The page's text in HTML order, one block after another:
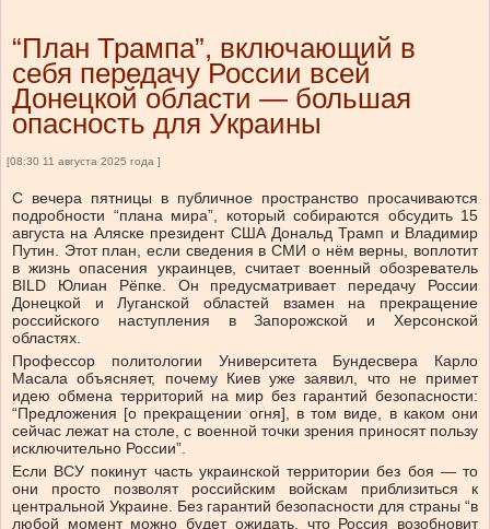
“План Трампа”, включающий в
себя передачу России всей
Донецкой области — большая
опасность для Украины
[08:30 11 августа 2025 года ]
С вечера пятницы в публичное пространство просачиваются
подробности “плана мира”, который собираются обсудить 15
августа на Аляске президент США Дональд Трамп и Владимир
Путин. Этот план, если сведения в СМИ о нём верны, воплотит
в жизнь опасения украинцев, считает военный обозреватель
BILD Юлиан Рёпке. Он предусматривает передачу России
Донецкой и Луганской областей взамен на прекращение
российского наступления в Запорожской и Херсонской
областях.
Профессор политологии Университета Бундесвера Карло
Масала объясняет, почему Киев уже заявил, что не примет
идею обмена территорий на мир без гарантий безопасности:
“Предложения [о прекращении огня], в том виде, в каком они
сейчас лежат на столе, с военной точки зрения приносят пользу
исключительно России”.
Если ВСУ покинут часть украинской территории без боя — то
они просто позволят российским войскам приблизиться к
центральной Украине. Без гарантий безопасности для страны “в
любой момент можно будет ожидать, что Россия возобновит